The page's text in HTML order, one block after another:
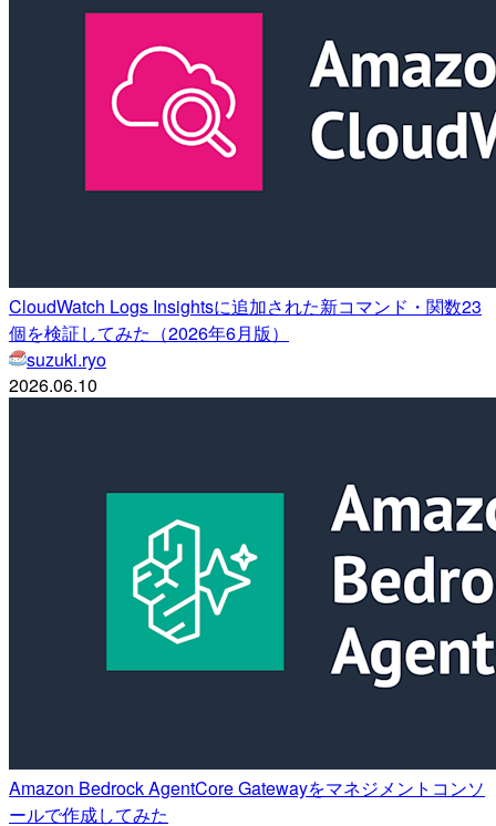
CloudWatch Logs Insightsに追加された新コマンド・関数23
個を検証してみた（2026年6月版）
suzuki.ryo
2026.06.10
Amazon Bedrock AgentCore Gatewayをマネジメントコンソ
ールで作成してみた